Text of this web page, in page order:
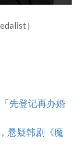
）
先登记再办婚
悬疑韩剧《魔